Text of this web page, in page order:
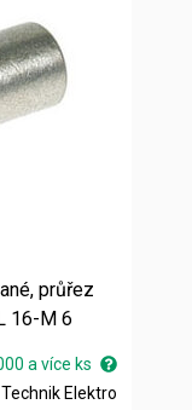
průřez
16-M 6
a více ks
Technik Elektro